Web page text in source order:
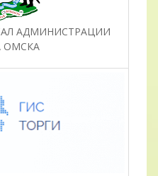
АДМИНИСТРАЦИИ
ОМСКА